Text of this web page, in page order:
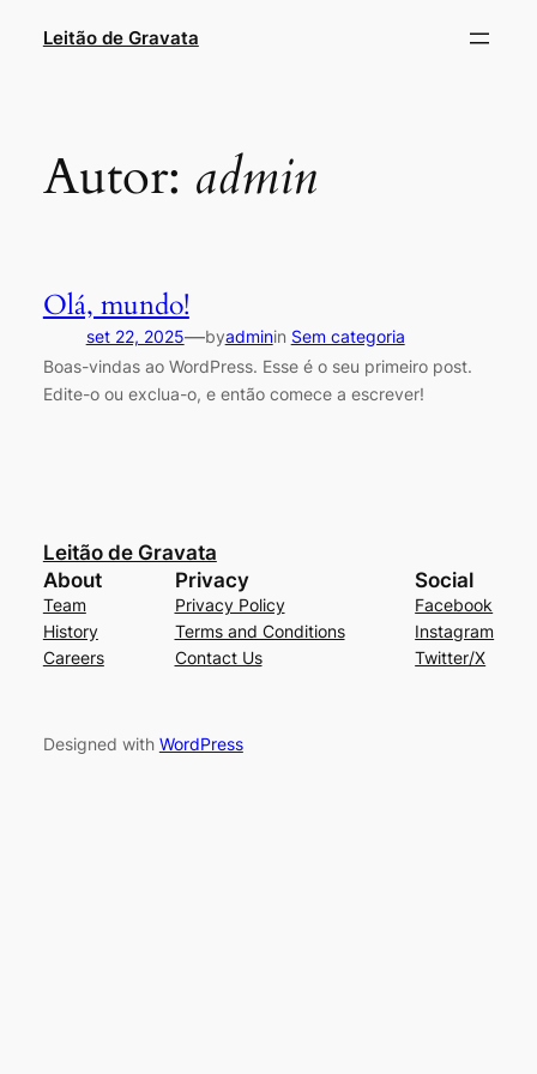
Leitão de Gravata
Autor: admin
Olá, mundo!
set 22, 2025—byadminin Sem categoria
Boas-vindas ao WordPress. Esse é o seu primeiro post.
Edite-o ou exclua-o, e então comece a escrever!
Leitão de Gravata
About
Team
History
Careers
Privacy
Privacy Policy
Terms and Conditions
Contact Us
Social
Facebook
Instagram
Twitter/X
Designed with WordPress